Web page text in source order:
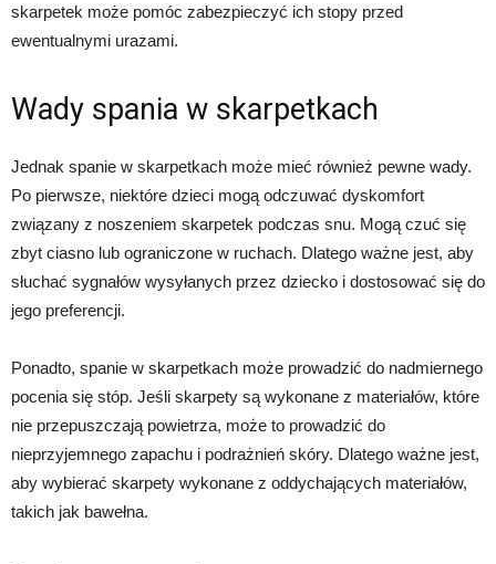
skarpetek może pomóc zabezpieczyć ich stopy przed
ewentualnymi urazami.
Wady spania w skarpetkach
Jednak spanie w skarpetkach może mieć również pewne wady.
Po pierwsze, niektóre dzieci mogą odczuwać dyskomfort
związany z noszeniem skarpetek podczas snu. Mogą czuć się
zbyt ciasno lub ograniczone w ruchach. Dlatego ważne jest, aby
słuchać sygnałów wysyłanych przez dziecko i dostosować się do
jego preferencji.
Ponadto, spanie w skarpetkach może prowadzić do nadmiernego
pocenia się stóp. Jeśli skarpety są wykonane z materiałów, które
nie przepuszczają powietrza, może to prowadzić do
nieprzyjemnego zapachu i podrażnień skóry. Dlatego ważne jest,
aby wybierać skarpety wykonane z oddychających materiałów,
takich jak bawełna.